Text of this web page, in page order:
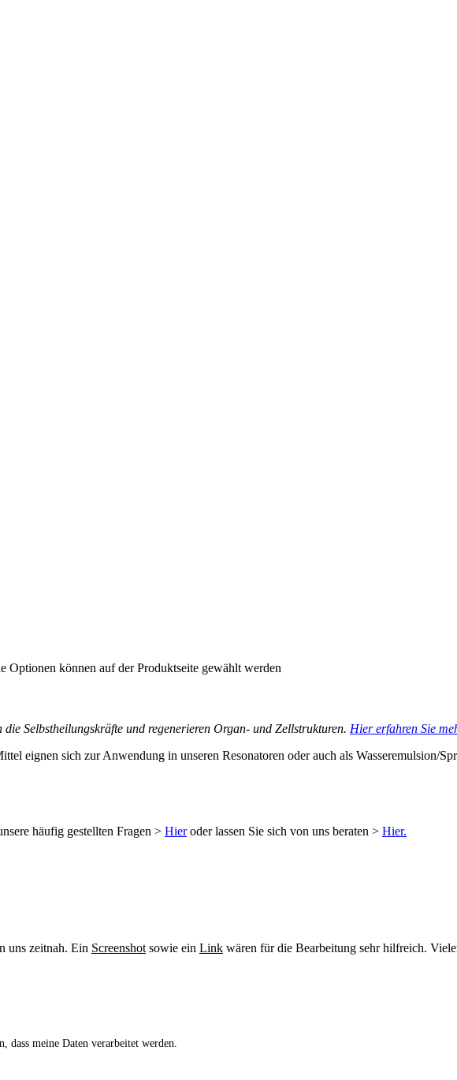
Optionen können auf der Produktseite gewählt werden
Selbstheilungskräfte und regenerieren Organ- und Zellstrukturen. Hier erfahren Sie
eignen sich zur Anwendung in unseren Resonatoren oder auch als Wasseremulsion/
häufig gestellten Fragen > Hieroder lassen Sie sich von uns beraten > Hier.
uns zeitnah. Ein Screenshot sowie ein Link wären für die Bearbeitung sehr hilfreich.
dass meine Daten verarbeitet werden.